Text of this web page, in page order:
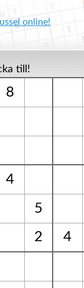
online!
till!
8
4
5
2 4